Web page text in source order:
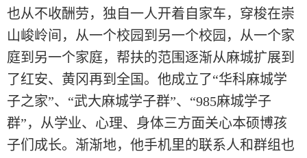
也从不收酬劳，独自一人开着自家车，穿梭在崇
山峻岭间，从一个校园到另一个校园，从一个家
庭到另一个家庭，帮扶的范围逐渐从麻城扩展到
了红安、黄冈再到全国。他成立了“华科麻城学
子之家”、“武大麻城学子群”、“985麻城学子
群”，从学业、心理、身体三方面关心本硕博孩
子们成长。渐渐地，他手机里的联系人和群组也